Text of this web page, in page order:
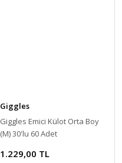
Giggles
Giggles Emici Külot Orta Boy
(M) 30'lu 60 Adet
1.229,00 TL